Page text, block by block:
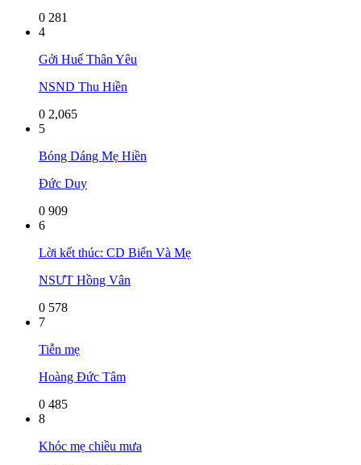
0 281
4
Gởi Huế Thân Yêu
NSND Thu Hiền
0 2,065
5
Bóng Dáng Mẹ Hiền
Đức Duy
0 909
6
Lời kết thúc: CD Biển Và Mẹ
NSƯT Hồng Vân
0 578
7
Tiễn mẹ
Hoàng Đức Tâm
0 485
8
Khóc mẹ chiều mưa